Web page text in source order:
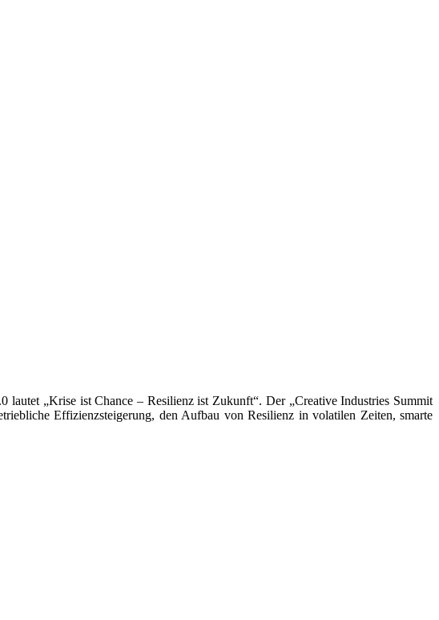
„Krise ist Chance – Resilienz ist Zukunft“. Der „Creative Industries Summit
Effizienzsteigerung, den Aufbau von Resilienz in volatilen Zeiten, smarte